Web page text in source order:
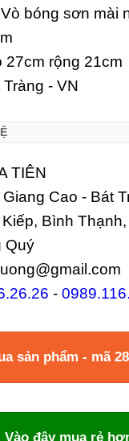
bóng sơn mài
rộng 21cm
- VN
TIÊN
Cao - Bát
Bình
Quý
-
sản phẩm - mã
Vào đây mua rẻ